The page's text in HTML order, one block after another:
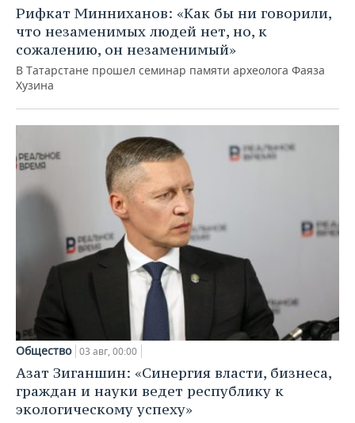
Рифкат Минниханов: «Как бы ни говорили,
что незаменимых людей нет, но, к
сожалению, он незаменимый»
В Татарстане прошел семинар памяти археолога Фаяза
Хузина
Общество 03 авг, 00:00
Азат Зиганшин: «Синергия власти, бизнеса,
граждан и науки ведет республику к
экологическому успеху»